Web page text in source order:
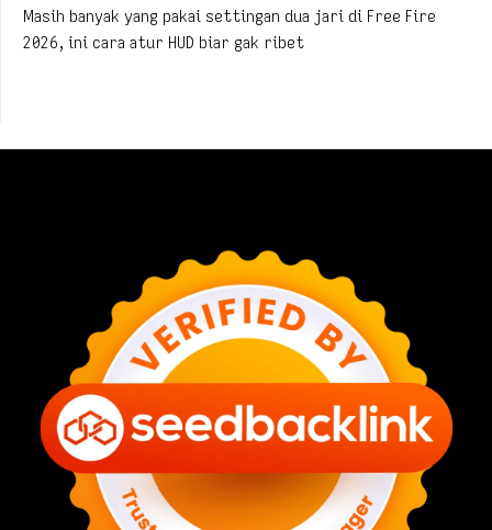
Masih banyak yang pakai settingan dua jari di Free Fire
2026, ini cara atur HUD biar gak ribet